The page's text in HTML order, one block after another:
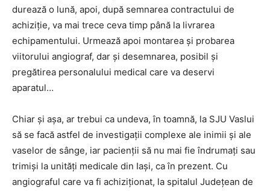
durează o lună, apoi, după semnarea contractului de
achiziție, va mai trece ceva timp până la livrarea
echipamentului. Urmează apoi montarea și probarea
viitorului angiograf, dar și desemnarea, posibil și
pregătirea personalului medical care va deservi
aparatul…
Chiar și așa, ar trebui ca undeva, în toamnă, la SJU Vaslui
să se facă astfel de investigații complexe ale inimii și ale
vaselor de sânge, iar pacienții să nu mai fie îndrumați sau
trimiși la unități medicale din Iași, ca în prezent. Cu
angiograful care va fi achiziționat, la spitalul Județean de